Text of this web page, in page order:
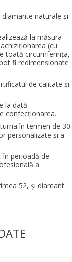
naturale şi
la măsura
(cu
toată circumferinţa,
fi redimensionate
de calitate şi
la dată
confecţionarea.
în termen de 30
personalizate şi a
în perioadă de
a
52, şi diamant